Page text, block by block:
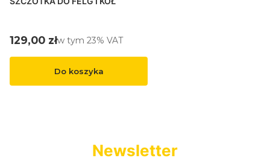
Cena brutto
129,00 złw tym %s VAT
w tym 23% VAT
Do koszyka
Newsletter